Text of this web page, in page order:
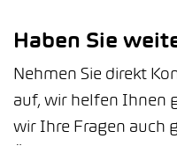
Haben Sie
Nehmen Sie direkt
auf, wir helfen Ihnen
wir Ihre Fragen auch